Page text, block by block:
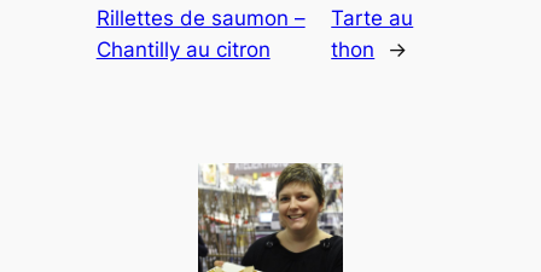
Rillettes de saumon –
Chantilly au citron
Tarte au
thon
→